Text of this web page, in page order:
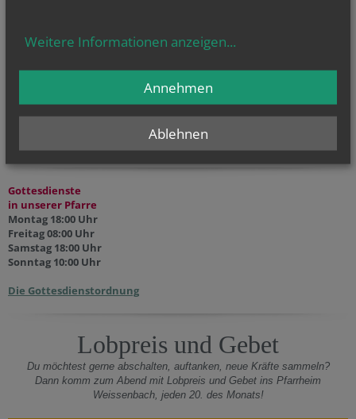
Gottesdienste
in unserer Pfarre
Montag 18:00 Uhr
Freitag 08:00 Uhr
Samstag 18:00 Uhr
Sonntag 10:00 Uhr
Die Gottesdienstordnung
Lobpreis und Gebet
Du möchtest gerne abschalten, auftanken, neue Kräfte sammeln?
Dann komm zum Abend mit Lobpreis und Gebet ins Pfarrheim
Weissenbach, jeden 20. des Monats!
Weitere Informationen anzeigen...
Ablehnen
Annehmen